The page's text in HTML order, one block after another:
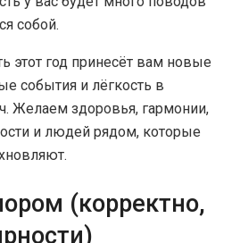
собой.
этот год принесёт вам новые
события и лёгкость в
Желаем здоровья, гармонии,
и людей рядом, которые
(корректно,